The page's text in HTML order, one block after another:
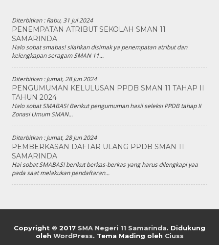
Diterbitkan :Rabu, 31 Jul 2024
PENEMPATAN ATRIBUT SEKOLAH SMAN 11
SAMARINDA
Halo sobat smabas! silahkan disimak ya penempatan atribut dan
kelengkapan seragam SMAN 11...
Diterbitkan :Jumat, 28 Jun 2024
PENGUMUMAN KELULUSAN PPDB SMAN 11 TAHAP II
TAHUN 2024
Halo sobat SMABAS! Berikut pengumuman hasil seleksi PPDB tahap II
Zonasi Umum SMAN...
Diterbitkan :Jumat, 28 Jun 2024
PEMBERKASAN DAFTAR ULANG PPDB SMAN 11
SAMARINDA
Hai sobat SMABAS! berikut berkas-berkas yang harus dilengkapi yaa
pada saat melakukan pendaftaran...
Copyright © 2017 SMA Negeri 11 Samarinda. Didukung
oleh WordPress. Tema Mading oleh Ciuss